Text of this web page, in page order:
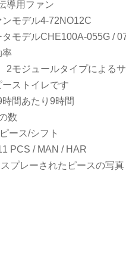
導用ファン
ンモデル4-72NO12C
タモデルCHE100A-055G /
率
2モジュールタイプによる
ストイレです
間あたり9時間
数
ース/シフト
PCS / MAN / HAR
プレーされたピースの写真